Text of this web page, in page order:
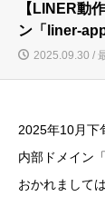
【LINER動
ン「liner-
2025.09.30 /
2025年10月下
内部ドメイン
おかれまして